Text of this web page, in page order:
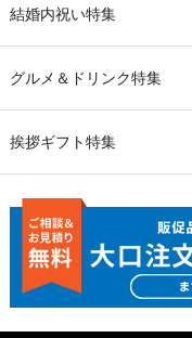
結婚内祝い特集
グルメ＆ドリンク特集
挨拶ギフト特集